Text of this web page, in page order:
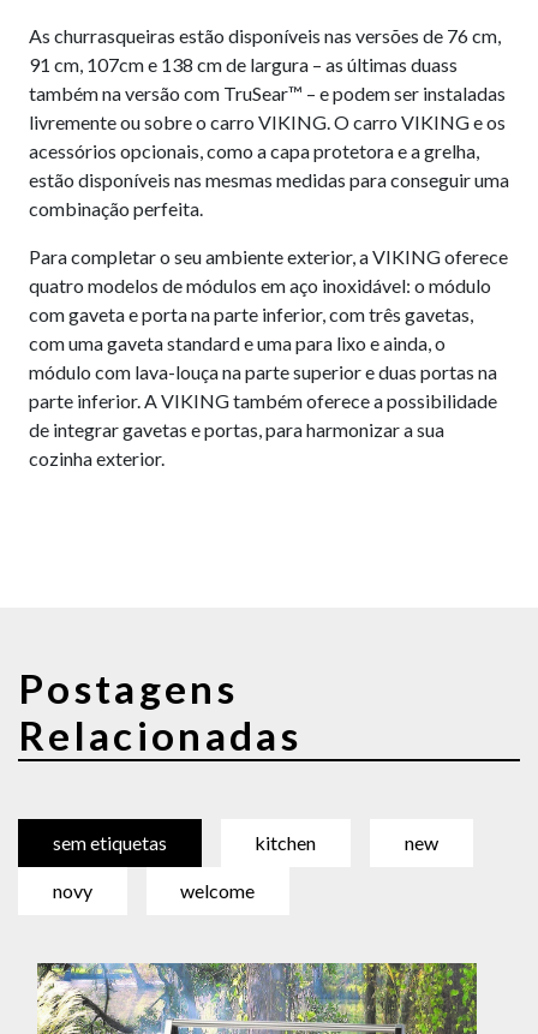
As churrasqueiras estão disponíveis nas versões de 76 cm,
91 cm, 107cm e 138 cm de largura – as últimas duass
também na versão com TruSear™ – e podem ser instaladas
livremente ou sobre o carro VIKING. O carro VIKING e os
acessórios opcionais, como a capa protetora e a grelha,
estão disponíveis nas mesmas medidas para conseguir uma
combinação perfeita.
Para completar o seu ambiente exterior, a VIKING oferece
quatro modelos de módulos em aço inoxidável: o módulo
com gaveta e porta na parte inferior, com três gavetas,
com uma gaveta standard e uma para lixo e ainda, o
módulo com lava-louça na parte superior e duas portas na
parte inferior. A VIKING também oferece a possibilidade
de integrar gavetas e portas, para harmonizar a sua
cozinha exterior.
Postagens
Relacionadas
sem etiquetas kitchen new
novy welcome